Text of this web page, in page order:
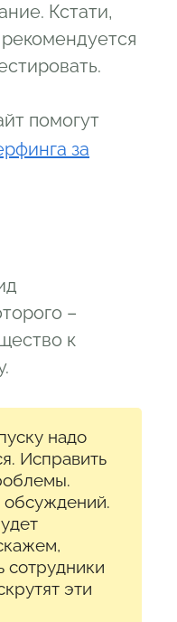
Кстати,
помогут
за
–
к
надо
Исправить
обсуждений.
сотрудники
эти